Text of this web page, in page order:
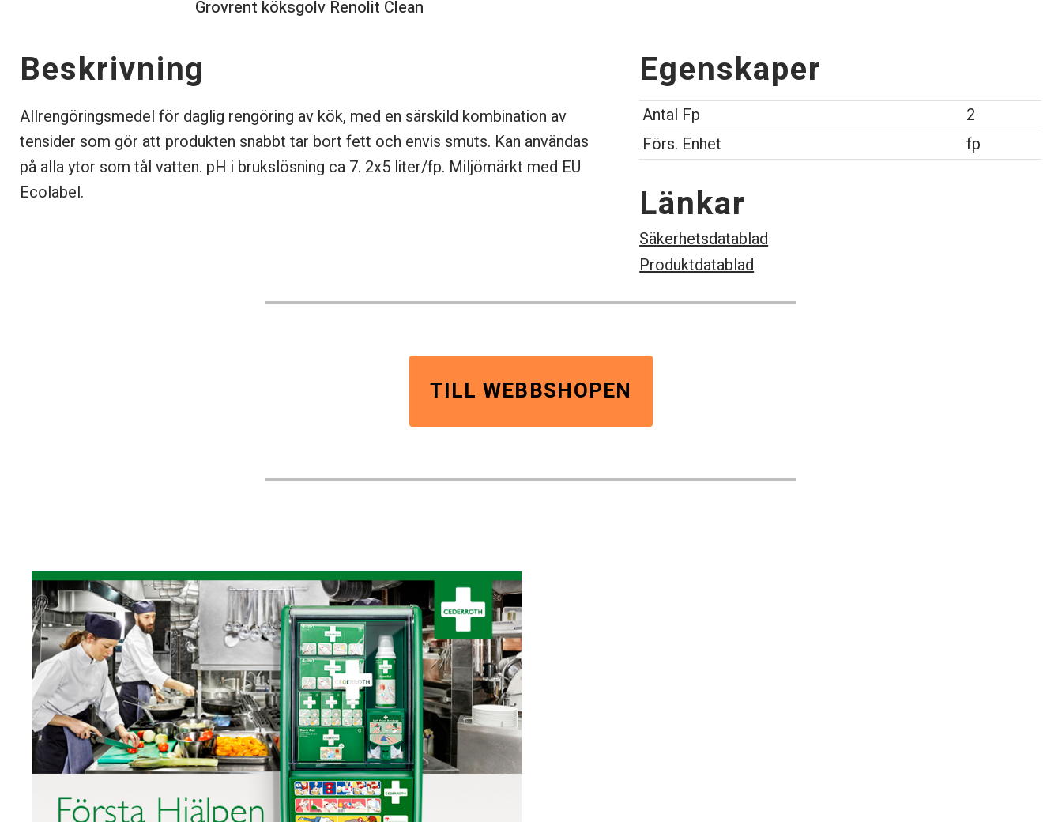
Grovrent köksgolv Renolit Clean
Beskrivning
Allrengöringsmedel för daglig rengöring av kök, med en särskild kombination av
tensider som gör att produkten snabbt tar bort fett och envis smuts. Kan användas
på alla ytor som tål vatten. pH i brukslösning ca 7. 2x5 liter/fp. Miljömärkt med EU
Ecolabel.
Egenskaper
Antal Fp
2
Förs. Enhet
fp
Länkar
Säkerhetsdatablad
Produktdatablad
TILL WEBBSHOPEN